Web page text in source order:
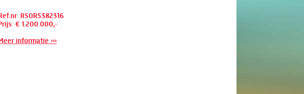
RSOR5382316
€ 1.200.000,-
informatie ›››